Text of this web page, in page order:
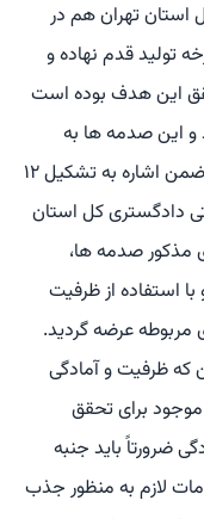
استان تهران هم در
تولید قدم نهاده و
این هدف بوده است
شد و این صدمه ها به
ریاست قوه قضاییه، دولت، وزارت صمت، استانداری تهران و بانک مرکزی منعکس شد. وی ضمن اشاره به تشکیل ۱۲
دادگستری کل استان
مذکور صدمه ها،
استفاده از ظرفیت
عرضه گردید.
که ظرفیت و آمادگی
برای تحقق
ضرورتاً باید جنبه
لازم به منظور جذب